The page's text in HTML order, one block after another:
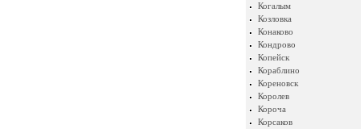
Когалым
Козловка
Конаково
Кондрово
Копейск
Кораблино
Кореновск
Королев
Короча
Корсаков